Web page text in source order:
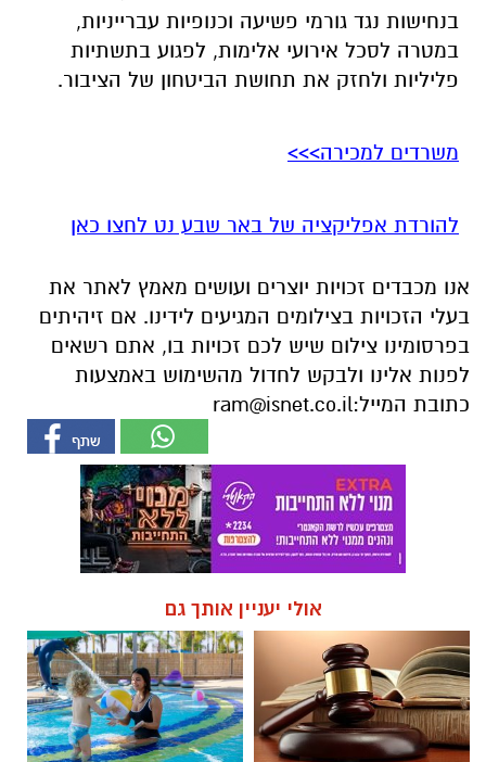
בנחישות נגד גורמי פשיעה וכנופיות עברייניות,
במטרה לסכל אירועי אלימות, לפגוע בתשתיות
פליליות ולחזק את תחושת הביטחון של הציבור.
משרדים למכירה>>>
להורדת אפליקציה של באר שבע נט לחצו כאן
אנו מכבדים זכויות יוצרים ועושים מאמץ לאתר את
בעלי הזכויות בצילומים המגיעים לידינו. אם זיהיתים
בפרסומינו צילום שיש לכם זכויות בו, אתם רשאים
לפנות אלינו ולבקש לחדול מהשימוש באמצעות
כתובת המייל:ram@isnet.co.il
אולי יעניין אותך גם